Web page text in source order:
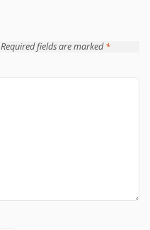
Required fields are marked*